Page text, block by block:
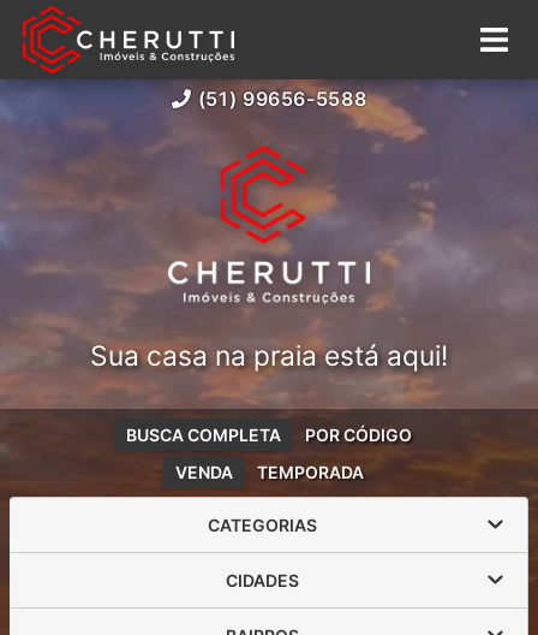
(51) 99656-5588
Sua casa na praia está aqui!
VENDA TEMPORADA
BUSCA COMPLETA POR CÓDIGO
CATEGORIAS
CIDADES